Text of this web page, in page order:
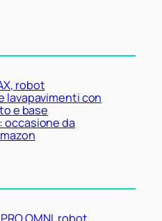
robot
lavapavimenti con
e base
da